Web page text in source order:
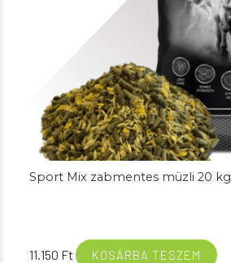
Sport Mix zabmentes müzli 20 kg
11.150 Ft KOSÁRBA TESZEM